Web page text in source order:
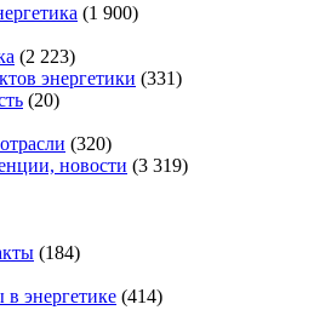
(1 900)
(2 223)
энергетики (331)
(20)
(320)
новости (3 319)
(184)
энергетике (414)